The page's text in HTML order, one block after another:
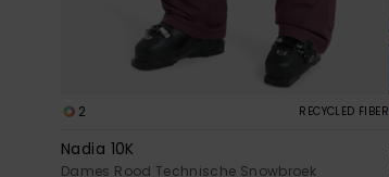
2 RECYCLED FIBER
Nadia 10K
Dames Rood Technische Snowbroek